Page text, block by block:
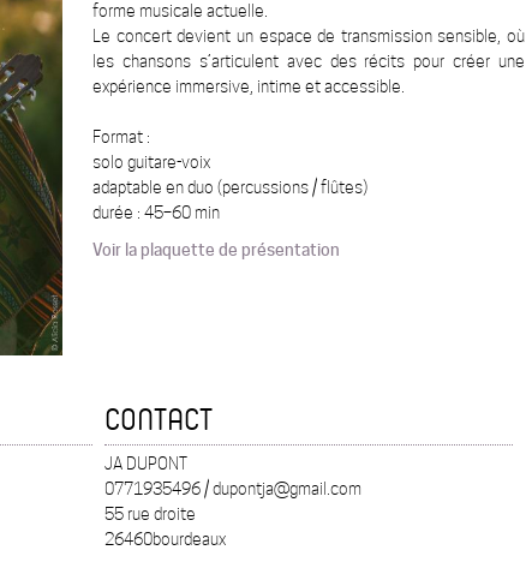
forme musicale actuelle.
Le concert devient un espace de transmission sensible, où
les chansons s’articulent avec des récits pour créer une
expérience immersive, intime et accessible.
Format :
solo guitare-voix
adaptable en duo (percussions / flûtes)
durée : 45–60 min
Voir la plaquette de présentation
CONTACT
JA DUPONT
0771935496 / dupontja@gmail.com
55 rue droite
26460bourdeaux